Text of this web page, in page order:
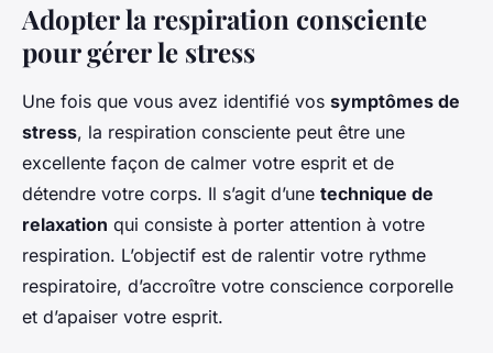
Adopter la respiration consciente
pour gérer le stress
Une fois que vous avez identifié vos symptômes de
stress, la respiration consciente peut être une
excellente façon de calmer votre esprit et de
détendre votre corps. Il s’agit d’une technique de
relaxation qui consiste à porter attention à votre
respiration. L’objectif est de ralentir votre rythme
respiratoire, d’accroître votre conscience corporelle
et d’apaiser votre esprit.